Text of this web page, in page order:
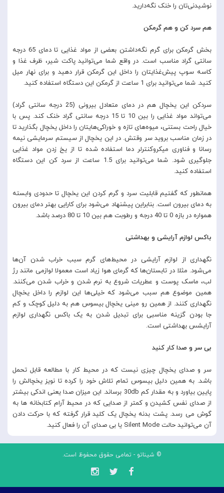
نوشیدنی‌تان را خنک نگه‌دارید.
هم سرد کن و هم گرمکن
بخش گرمکن برای گرم نگه‌داشتن بعضی از مواد غذایی تا دمای 65 درجه
سانتی گراد مناسب است. در واقع شما می‌توانید پاکت شیر، ظرف غذا و
کاسه سوپ پیش‌غذایتان را داخل این گرمکن قرار دهید و برای نهار میل
کنید. شما می‌توانید برای 1 ساعت از گرمکن این دستگاه استفاده کنید.
سردکن این یخچال هم در دمای متعادل بیرونی (25 درجه سانتی گراد)
می‌تواند مواد غذایی را بین 10 تا 15 درجه سانتی گراد خنک کند. پس با
خیال راحت بستنی، میوه‌های تازه و خوراکی‌هایتان را داخل یخچال بگذارید تا
در زمان مناسب بروید سر وقتش. در این یخچال از سیستم سرمایشی نیمه
رسانا و فناوری میکروکنترلر دما استفاده شده تا از یخ زدن مواد غذایی
جلوگیری شود. شما می‌توانید برای 1.5 ساعت از سرد کن این دستگاه
استفاده کنید.
همانطور که گفتیم قابلیت سرد و گرم کردن این یخچال تا حدودی وابسته
به دمای بیرون است. بنابراین پیشنهاد می‌شود برای کارایی بهتر دمای بیرون
همواره در بازه 0 تا 40 درجه و رطوبت هم بین 10 تا 80 درصد باشد.
باکس لوازم آرایشی و بهداشتی
نگهداری از لوازم آرایشی در محیط‌های گرم سبب خراب شدن آن‌ها
می‌شود. مثلا در تابستان‌ها که گرمای هوا زیاد است معمولا لوازمی مانند رژ
لب، ماسک پوست و عطریات شروع به نرم شدن و خراب شدن می‌کنند.
همین موضوع هم سبب می‌شود که خیلی‌ها این لوازم را داخل یخچال
نگهداری کنند. از همین رو مینی یخچال بیسوس هم به دلیل کوچک و کم
جا بودن گزینه مناسبی برای تبدیل شدن به یک باکس نگهداری لوازم
آرایشس بهداشتی است.
بی سر و صدا کار کنید
سر و صدای یخچال چیزی نیست که در محیط کار با مطالعه قابل تحمل
باشد. به همین دلیل بیسوس تمام تلاش خود را کرده تا نویز یخچالش را
پایین بیاورد و به مقدار کم 30db برساند. این میزان صدا یعنی اندکی بیشتر
از صدای نفس کشیدن و کمتر از صدایی که در محیط آرام کتابخانه ها به
گوش می رسد. پشت بدنه یخچال یک کلید قرار گرفته که با حرکت دادن
آن می‌توانید حالت Silent Mode یا بی صدای آن را فعال کنید.
© شیناتو - تمامی حقوق محفوظ است.